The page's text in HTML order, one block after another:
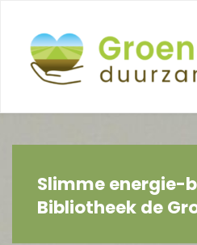
inhoud
Slimme energie-
Bibliotheek de